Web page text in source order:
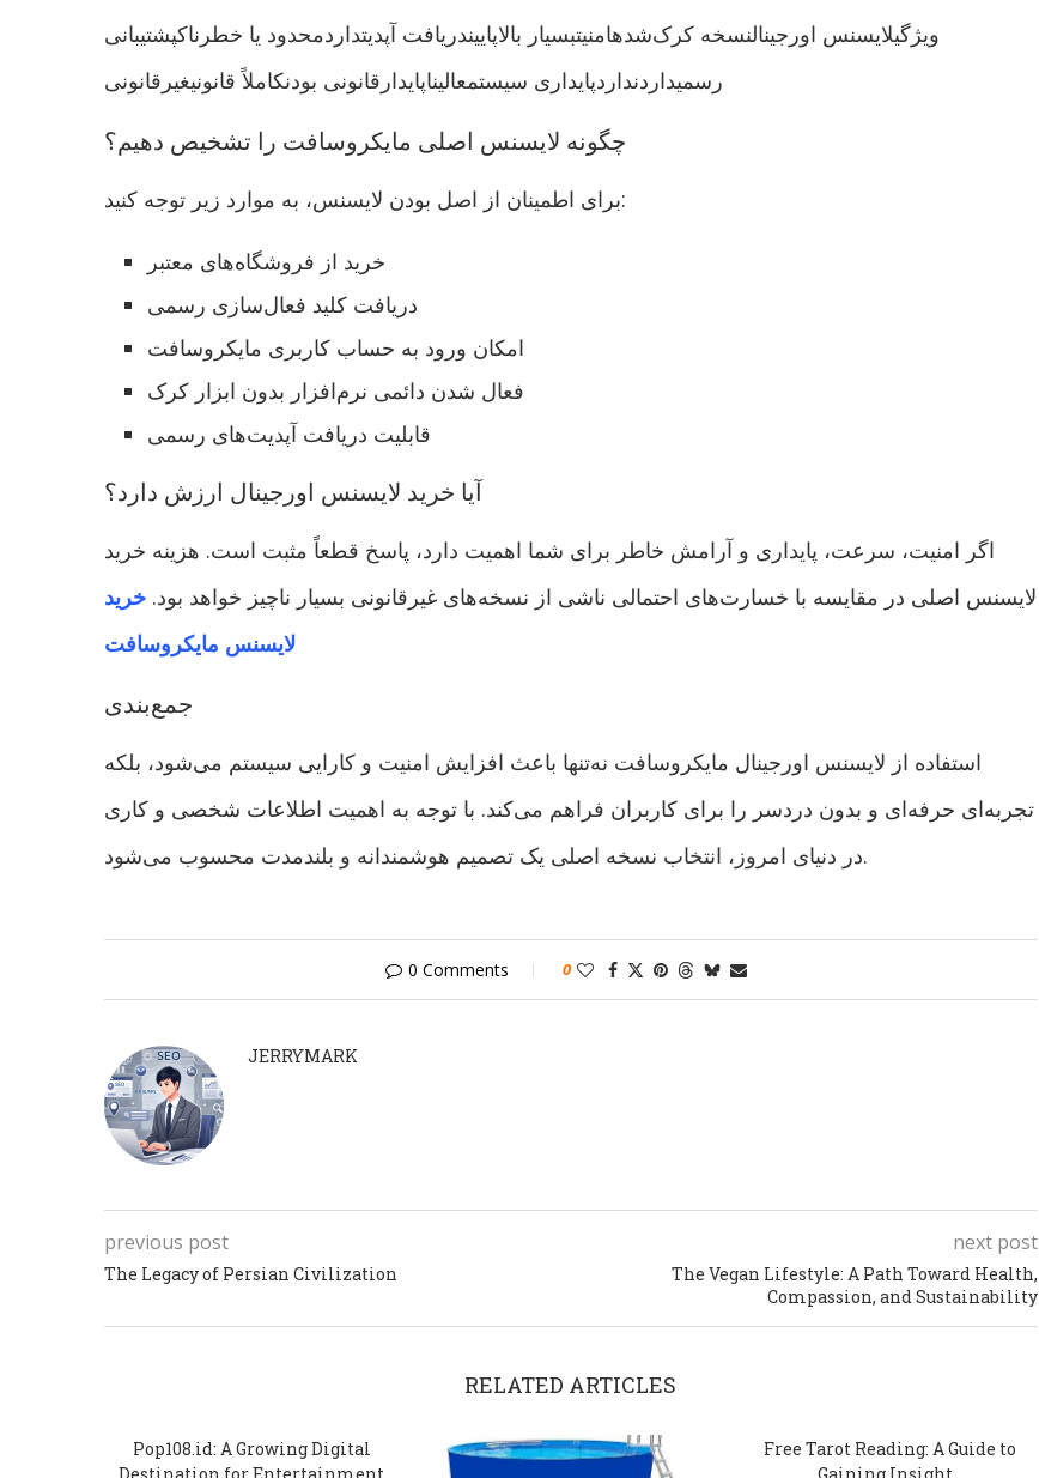
ویژگیلایسنس اورجینالنسخه کرک‌شدهامنیتبسیار بالاپاییندریافت آپدیتداردمحدود یا خطرناکپشتیبانی
رسمیداردنداردپایداری سیستمعالیناپایدارقانونی بودنکاملاً قانونیغیرقانونی
چگونه لایسنس اصلی مایکروسافت را تشخیص دهیم؟
برای اطمینان از اصل بودن لایسنس، به موارد زیر توجه کنید:
خرید از فروشگاه‌های معتبر
دریافت کلید فعال‌سازی رسمی
امکان ورود به حساب کاربری مایکروسافت
فعال شدن دائمی نرم‌افزار بدون ابزار کرک
قابلیت دریافت آپدیت‌های رسمی
آیا خرید لایسنس اورجینال ارزش دارد؟
اگر امنیت، سرعت، پایداری و آرامش خاطر برای شما اهمیت دارد، پاسخ قطعاً مثبت است. هزینه خرید
لایسنس اصلی در مقایسه با خسارت‌های احتمالی ناشی از نسخه‌های غیرقانونی بسیار ناچیز خواهد بود. خرید
لایسنس مایکروسافت
جمع‌بندی
استفاده از لایسنس اورجینال مایکروسافت نه‌تنها باعث افزایش امنیت و کارایی سیستم می‌شود، بلکه
تجربه‌ای حرفه‌ای و بدون دردسر را برای کاربران فراهم می‌کند. با توجه به اهمیت اطلاعات شخصی و کاری
در دنیای امروز، انتخاب نسخه اصلی یک تصمیم هوشمندانه و بلندمدت محسوب می‌شود.
0 Comments 0
JERRYMARK
previous post
The Legacy of Persian Civilization
next post
The Vegan Lifestyle: A Path Toward Health,
Compassion, and Sustainability
RELATED ARTICLES
Pop108.id: A Growing Digital
Free Tarot Reading: A Guide to